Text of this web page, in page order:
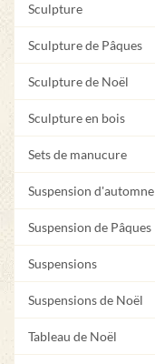
Sculpture
Sculpture de Pâques
Sculpture de Noël
Sculpture en bois
Sets de manucure
Suspension d'automne
Suspension de Pâques
Suspensions
Suspensions de Noël
Tableau de Noël